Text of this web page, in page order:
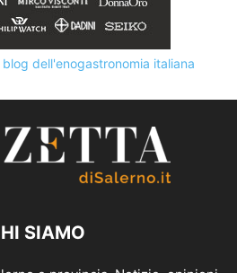
SIAMO